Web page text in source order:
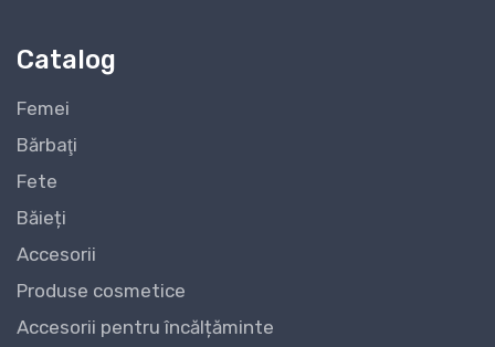
Catalog
Femei
Bărbaţi
Fete
Băieți
Accesorii
Produse cosmetice
Accesorii pentru încălțăminte